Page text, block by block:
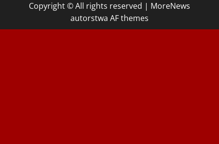
Copyright © All rights reserved | MoreNews
autorstwa AF themes